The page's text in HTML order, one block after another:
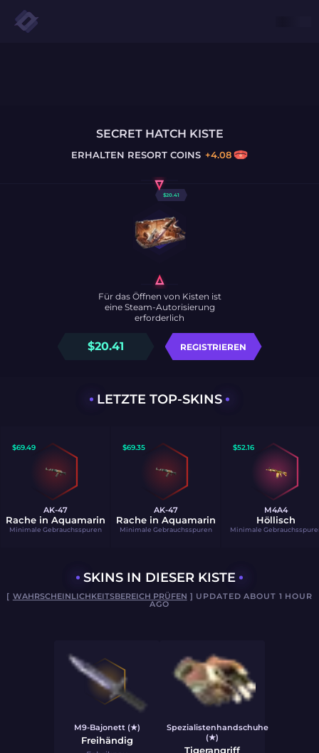
SECRET HATCH KISTE
ERHALTEN RESORT COINS +4.08
$20.41
$20.41 REGISTRIEREN
Für das Öffnen von Kisten ist
eine Steam-Autorisierung
erforderlich
LETZTE TOP-SKINS
$69.49
AK-47
Rache in Aquamarin
Minimale Gebrauchsspuren
$69.35
AK-47
Rache in Aquamarin
Minimale Gebrauchsspuren
$52.16
M4A4
Höllisch
Minimale
SKINS IN DIESER KISTE
[ WAHRSCHEINLICHKEITSBEREICH PRÜFEN ] UPDATED ABOUT 1 HOUR
AGO
M9-Bajonett (★)
Freihändig
Spezialistenhandschuhe
(★)
Tigerangriff